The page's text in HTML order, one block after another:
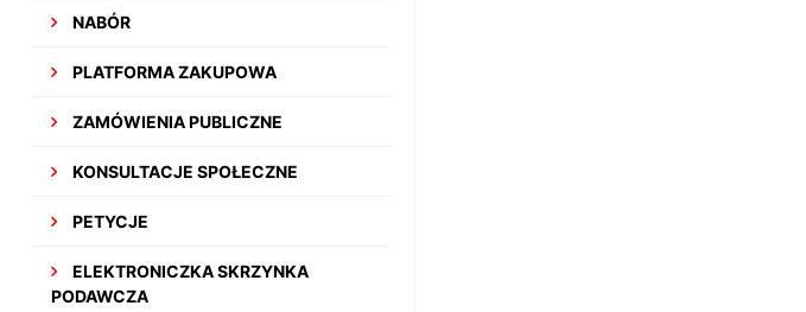
NABÓR
PLATFORMA ZAKUPOWA
ZAMÓWIENIA PUBLICZNE
KONSULTACJE SPOŁECZNE
PETYCJE
ELEKTRONICZKA SKRZYNKA
PODAWCZA